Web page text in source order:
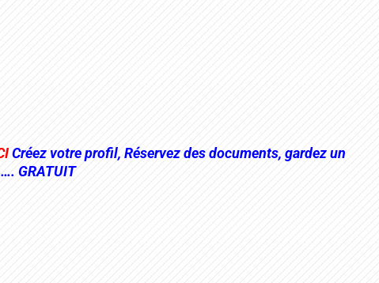
Créez votre profil, Réservez des documents, gardez un
GRATUIT